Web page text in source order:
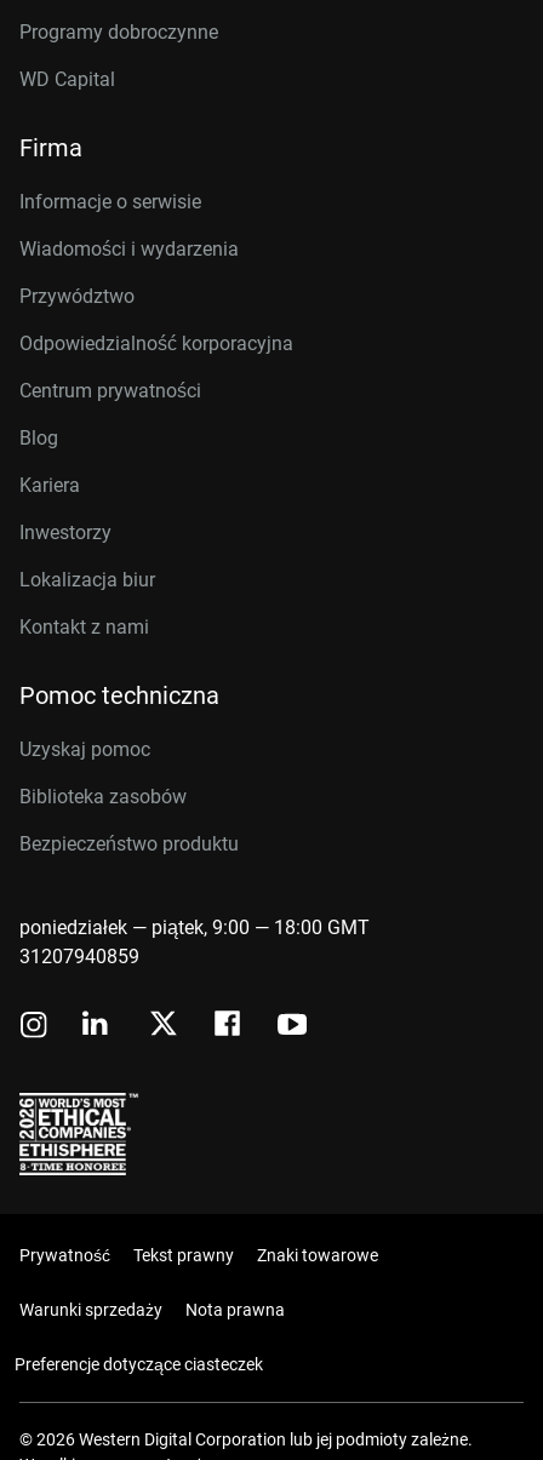
Programy dobroczynne
WD Capital
Firma
Informacje o serwisie
Wiadomości i wydarzenia
Przywództwo
Odpowiedzialność korporacyjna
Centrum prywatności
Blog
Kariera
Inwestorzy
Lokalizacja biur
Kontakt z nami
Pomoc techniczna
Uzyskaj pomoc
Biblioteka zasobów
Bezpieczeństwo produktu
poniedziałek — piątek, 9:00 — 18:00 GMT
31207940859
Prywatność Tekst prawny Znaki towarowe
Warunki sprzedaży Nota prawna
Preferencje dotyczące ciasteczek
© 2026 Western Digital Corporation lub jej podmioty zależne.